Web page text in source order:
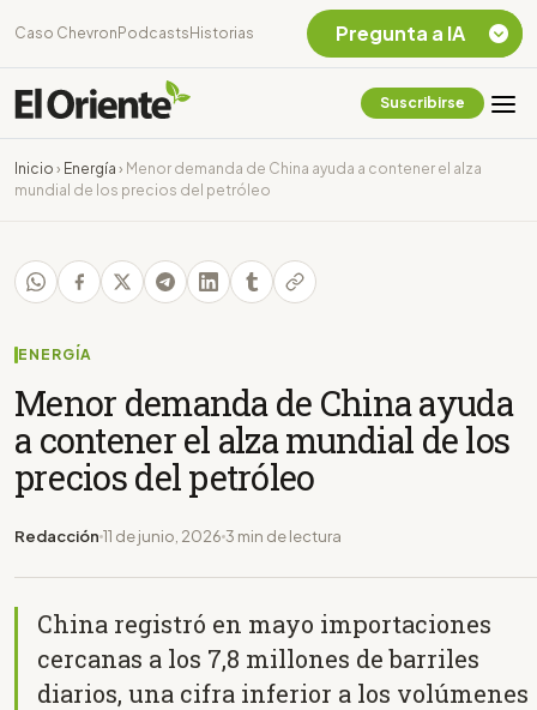
Caso Chevron Podcasts Historias
Suscribirse
Inicio › Energía › Menor demanda de China ayuda a contener el alza
mundial de los precios del petróleo
ENERGÍA
Menor demanda de China ayuda
a contener el alza mundial de los
precios del petróleo
Redacción 11 de junio, 2026 3 min de lectura
China registró en mayo importaciones
cercanas a los 7,8 millones de barriles
diarios, una cifra inferior a los volúmenes
Pregunta a IA
Chevron Ecuador